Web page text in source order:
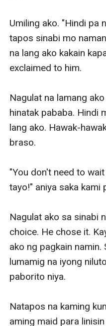
Umiling ako. "Hindi pa
tapos sinabi mo
na lang ako kakain
exclaimed to him.
Nagulat na lamang
hinatak pababa. Hindi
lang ako. Hawak-
braso.
"You don't need to
tayo!" aniya saka kami
Nagulat ako sa sinabi
choice. He chose it.
ako ng pagkain namin.
lumamig na iyong
paborito niya.
Natapos na kaming
aming maid para